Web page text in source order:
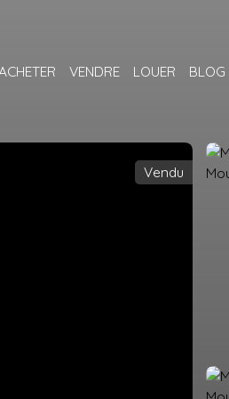
ACHETER VENDRE LOUER BLOG
Vendu